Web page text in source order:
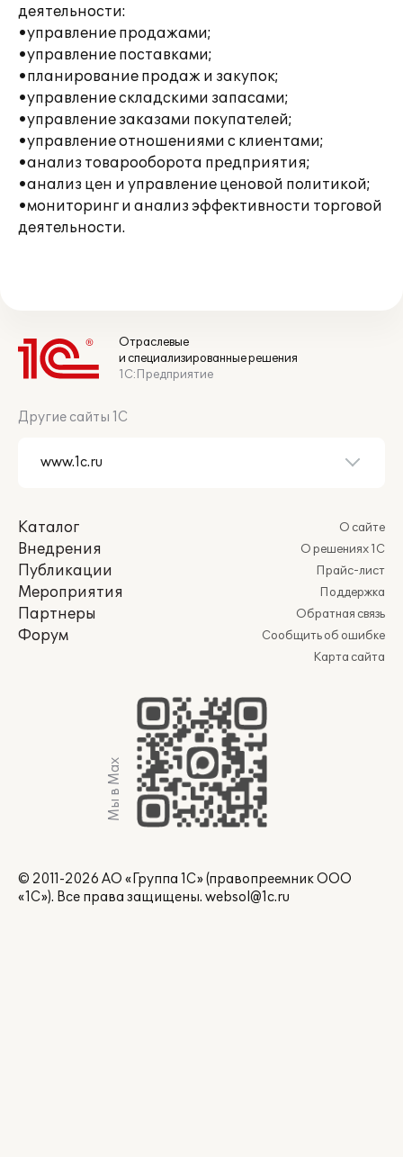
деятельности:
•управление продажами;
•управление поставками;
•планирование продаж и закупок;
•управление складскими запасами;
•управление заказами покупателей;
•управление отношениями с клиентами;
•анализ товарооборота предприятия;
•анализ цен и управление ценовой политикой;
•мониторинг и анализ эффективности торговой
деятельности.
Отраслевые
и специализированные решения
1С:Предприятие
Другие сайты 1С
Каталог
Внедрения
Публикации
Мероприятия
Партнеры
Форум
О сайте
О решениях 1С
Прайс-лист
Поддержка
Обратная связь
Сообщить об ошибке
Карта сайта
Мы в Max
© 2011-2026 АО «Группа 1С» (правопреемник ООО
«1С»). Все права защищены. websol@1c.ru